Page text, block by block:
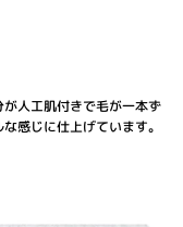
人工肌付きで毛が一本ず
感じに仕上げています。